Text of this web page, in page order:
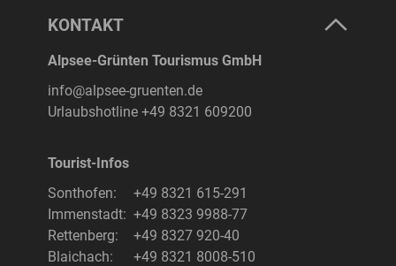
KONTAKT
Alpsee-Grünten Tourismus GmbH
info@alpsee-gruenten.de
Urlaubshotline +49 8321 609200
Tourist-Infos
Sonthofen:
+49 8321 615-291
Immenstadt: +49 8323 9988-77
Rettenberg:
+49 8327 920-40
Blaichach:
+49 8321 8008-510